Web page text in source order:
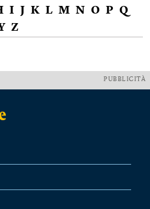
I J K L M N O P Q
Z
PUBBLICITÀ